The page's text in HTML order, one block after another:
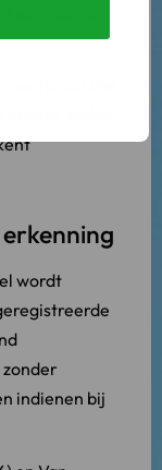
eenhoofdig
wetsvoorstel
wordt
indienen bij